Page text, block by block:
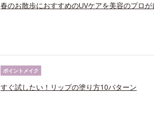
春のお散歩におすすめのUVケアを美容のプロが
ポイントメイク
すぐ試したい！リップの塗り方10パターン